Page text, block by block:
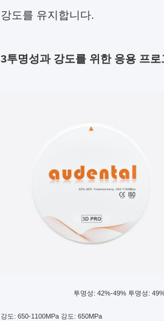
강도를 유지합니다.
3투명성과 강도를 위한 응용 프로
투명성: 42%-49% 투명성:
강도: 650-1100MPa 강도: 650MPa